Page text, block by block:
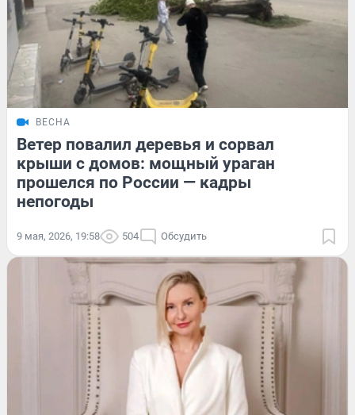
ВЕСНА
Ветер повалил деревья и сорвал
крыши с домов: мощный ураган
прошелся по России — кадры
непогоды
9 мая, 2026, 19:58 504 Обсудить